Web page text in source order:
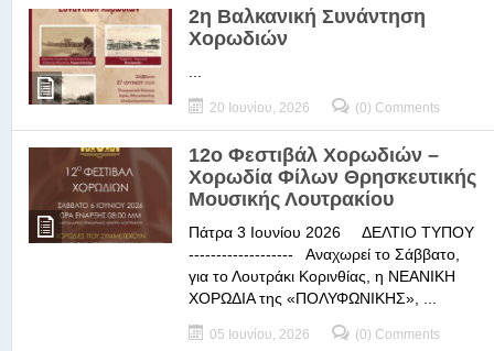
2η Βαλκανική Συνάντηση
Χορωδιών
20 Ιουνίου, 2026 (0) Comments
12ο Φεστιβάλ Χορωδιών –
Χορωδία Φίλων Θρησκευτικής
Μουσικής Λουτρακίου
Πάτρα 3 Ιουνίου 2026 ΔΕΛΤΙΟ ΤΥΠΟΥ
------------------- Αναχωρεί το Σάββατο,
για το Λουτράκι Κορινθίας, η ΝΕΑΝΙΚΗ
ΧΟΡΩΔΙΑ της «ΠΟΛΥΦΩΝΙΚΗΣ», ...
05 Ιουνίου, 2026 (0) Comments